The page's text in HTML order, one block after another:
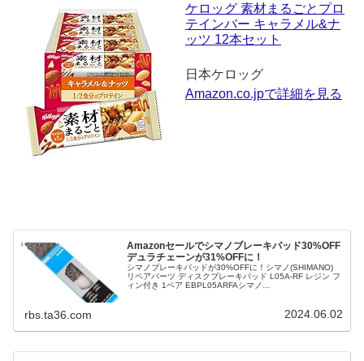
ケロッグ 素材まるごとプロ
テインバー キャラメル&ナ
ッツ 12本セット
日本ケロッグ
Amazon.co.jpで詳細を見る
Amazonセールでシマノブレーキパッド30%OFF
デュラチェーンが31%OFFに！
シマノブレーキパッドが30%OFFに！シマノ(SHIMANO)
リペアパーツ ディスクブレーキパッド L05A-RF レジン フ
ィン付き 1ペア EBPL05ARFAシマノ
HG901 チェーンピン仕様 11S 116L ICNHG90111116 ...
rbs.ta36.com 2024.06.02